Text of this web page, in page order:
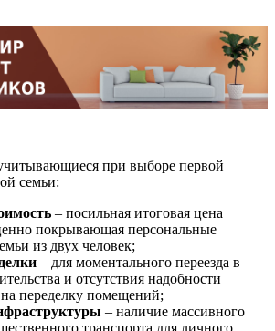
при выборе первой
семьи:
– посильная итоговая цена
покрывающая персональные
из двух человек;
– для моментального переезда в
и отсутствия надобности
на переделку помещений;
– наличие массивного